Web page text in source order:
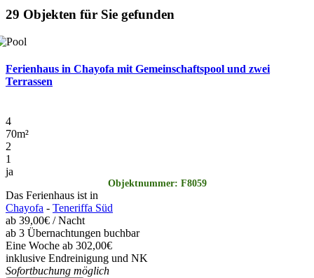
29 Objekten für Sie gefunden
Ferienhaus in Chayofa mit Gemeinschaftspool und zwei
Terrassen
4
70m²
2
1
ja
Objektnummer: F8059
Das Ferienhaus ist in
Chayofa - Teneriffa Süd
ab 39,00€ / Nacht
ab 3 Übernachtungen buchbar
Eine Woche ab 302,00€
inklusive Endreinigung und NK
Sofortbuchung möglich